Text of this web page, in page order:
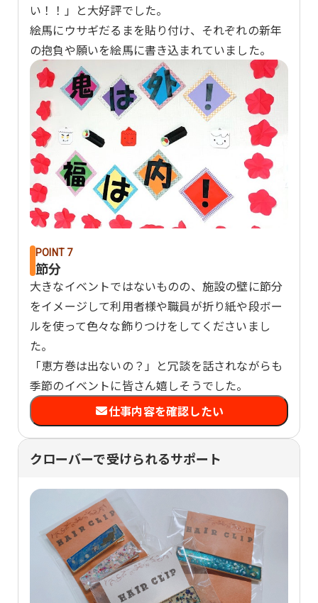
い！！」と大好評でした。
絵馬にウサギだるまを貼り付け、それぞれの新年
の抱負や願いを絵馬に書き込まれていました。
POINT 7
節分
大きなイベントではないものの、施設の壁に節分
をイメージして利用者様や職員が折り紙や段ボー
ルを使って色々な飾りつけをしてくださいまし
た。
「恵方巻は出ないの？」と冗談を話されながらも
季節のイベントに皆さん嬉しそうでした。
仕事内容を確認したい
クローバーで受けられるサポート